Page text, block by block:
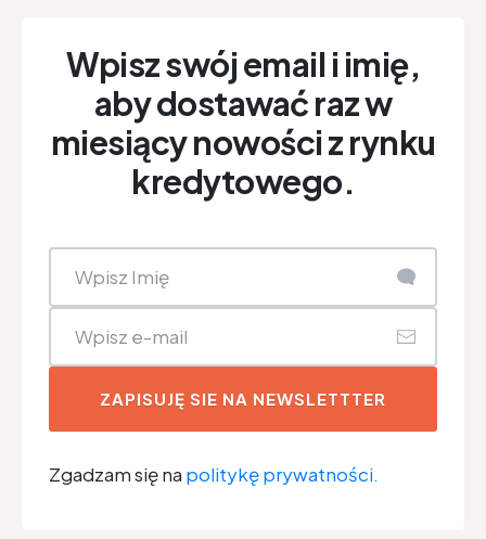
Wpisz swój email i imię,
aby dostawać raz w
miesiący nowości z rynku
kredytowego.
ZAPISUJĘ SIE NA NEWSLETTTER
Zgadzam się na politykę prywatności.